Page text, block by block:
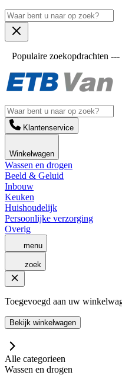
Populaire zoekopdrachten ---
Klantenservice
Winkelwagen
Wassen en drogen
Beeld & Geluid
Inbouw
Keuken
Huishoudelijk
Persoonlijke verzorging
Overig
menu
zoek
Toegevoegd aan uw
Bekijk winkelwagen
Alle categorieen
Wassen en drogen